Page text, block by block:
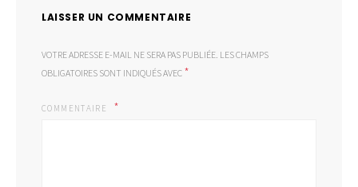
LAISSER UN COMMENTAIRE
VOTRE ADRESSE E-MAIL NE SERA PAS PUBLIÉE. LES CHAMPS
OBLIGATOIRES SONT INDIQUÉS AVEC *
COMMENTAIRE